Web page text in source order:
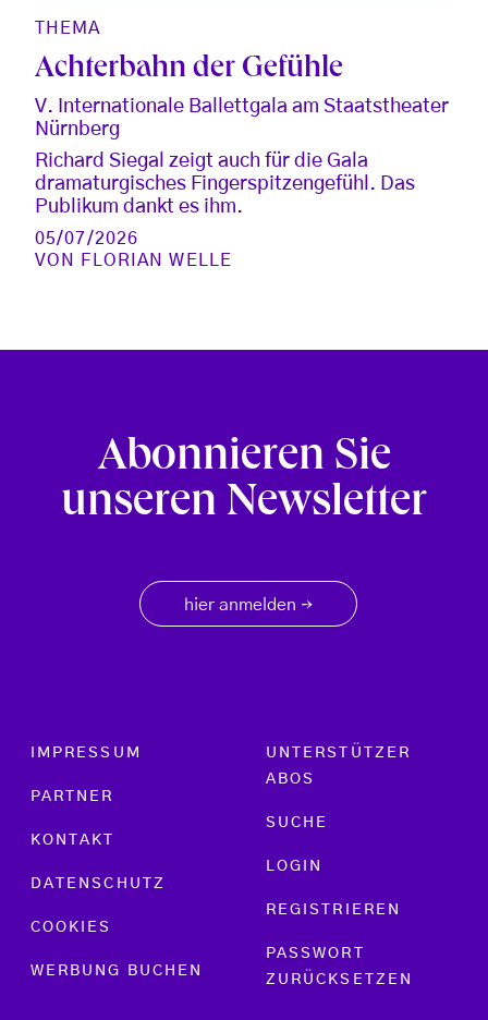
THEMA
Achterbahn der Gefühle
V. Internationale Ballettgala am Staatstheater
Nürnberg
Richard Siegal zeigt auch für die Gala
dramaturgisches Fingerspitzengefühl. Das
Publikum dankt es ihm.
05/07/2026
VON
FLORIAN WELLE
Abonnieren Sie
unseren Newsletter
hier anmelden →
Footer menu
IMPRESSUM
PARTNER
KONTAKT
DATENSCHUTZ
COOKIES
WERBUNG BUCHEN
UNTERSTÜTZER
ABOS
SUCHE
LOGIN
REGISTRIEREN
PASSWORT
ZURÜCKSETZEN